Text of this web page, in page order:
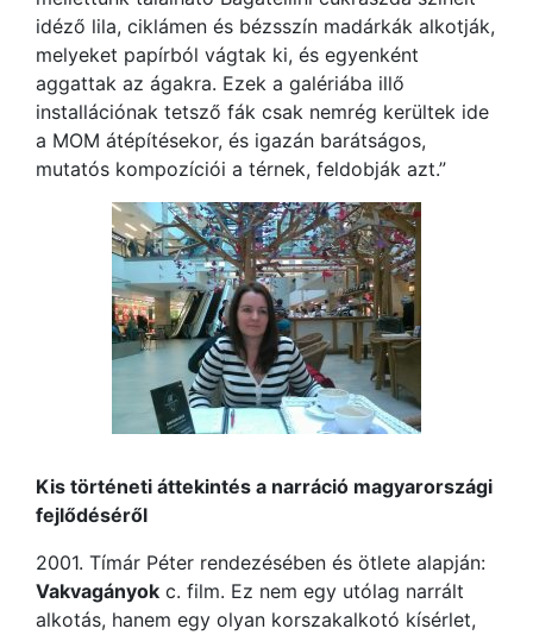
idéző lila, ciklámen és bézsszín madárkák alkotják,
melyeket papírból vágtak ki, és egyenként
aggattak az ágakra. Ezek a galériába illő
installációnak tetsző fák csak nemrég kerültek ide
a MOM átépítésekor, és igazán barátságos,
mutatós kompozíciói a térnek, feldobják azt.”
Kis történeti áttekintés a narráció magyarországi
fejlődéséről
2001. Tímár Péter rendezésében és ötlete alapján:
Vakvagányok c. film. Ez nem egy utólag narrált
alkotás, hanem egy olyan korszakalkotó kísérlet,